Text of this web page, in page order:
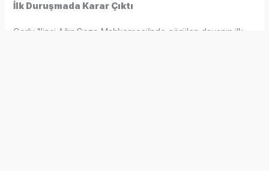
İlk Duruşmada Karar Çıktı
Çorlu 1’inci Ağır Ceza Mahkemesi’nde görülen davanın ilk